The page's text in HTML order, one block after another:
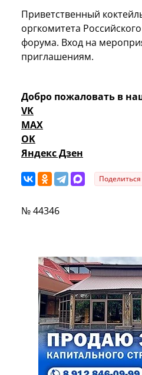
Приветственный
оргкомитета
форума. Вход на
приглашениям.
Добро пожаловать в
VK
MAX
OK
Яндекс Дзен
Поделиться
№ 44346